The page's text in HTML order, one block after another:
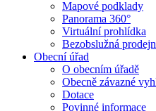
Mapové podklady
Panorama 360°
Virtuální prohlídka
Bezobslužná
Obecní úřad
O obecním úřadě
Obecně závazné
Dotace
Povinné informace